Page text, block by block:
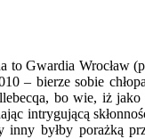
Gwardia Wrocław
– bierze sobie
bo wie, iż jako
intrygującą
byłby porażką